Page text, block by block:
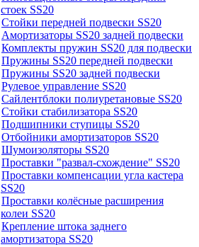
стоек SS20
Стойки передней подвески SS20
Амортизаторы SS20 задней подвески
Комплекты пружин SS20 для подвески
Пружины SS20 передней подвески
Пружины SS20 задней подвески
Рулевое управление SS20
Сайлентблоки полиуретановые SS20
Стойки стабилизатора SS20
Подшипники ступицы SS20
Отбойники амортизаторов SS20
Шумоизоляторы SS20
Проставки "развал-схождение" SS20
Проставки компенсации угла кастера
SS20
Проставки колёсные расширения
колеи SS20
Крепление штока заднего
амортизатора SS20